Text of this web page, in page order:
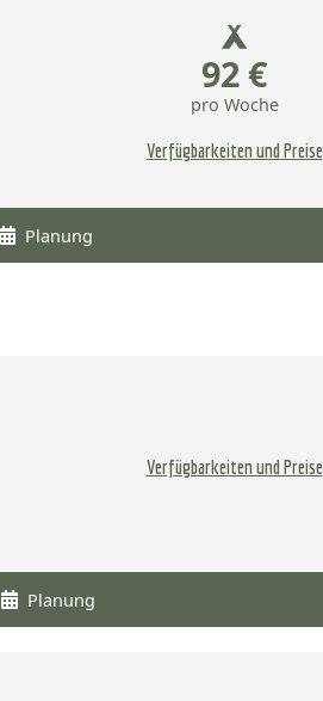
92 €
pro Woche
Verfügbarkeiten und Preise
Planung
Verfügbarkeiten und Preise
Planung